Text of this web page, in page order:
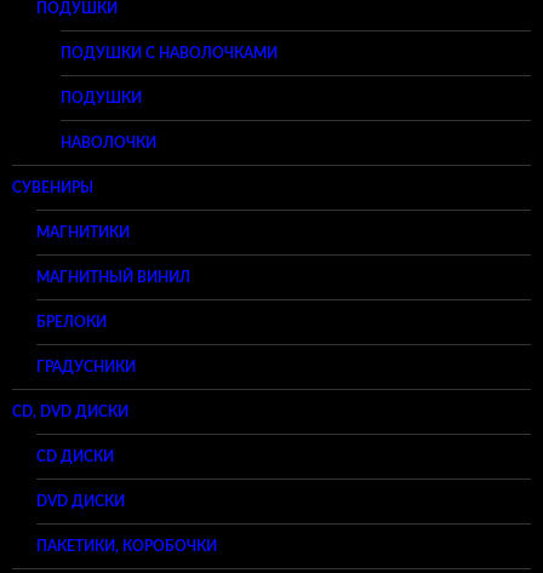
ПОДУШКИ
ПОДУШКИ С НАВОЛОЧКАМИ
ПОДУШКИ
НАВОЛОЧКИ
СУВЕНИРЫ
МАГНИТИКИ
МАГНИТНЫЙ ВИНИЛ
БРЕЛОКИ
ГРАДУСНИКИ
CD, DVD ДИСКИ
CD ДИСКИ
DVD ДИСКИ
ПАКЕТИКИ, КОРОБОЧКИ